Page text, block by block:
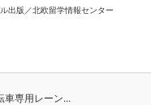
出版／北欧留学情報センター
車専用レーン...